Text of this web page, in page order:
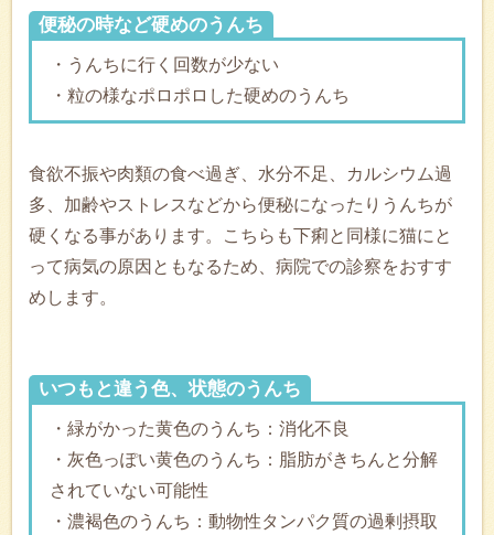
便秘の時など硬めのうんち
・うんちに行く回数が少ない
・粒の様なポロポロした硬めのうんち
食欲不振や肉類の食べ過ぎ、水分不足、カルシウム過
多、加齢やストレスなどから便秘になったりうんちが
硬くなる事があります。こちらも下痢と同様に猫にと
って病気の原因ともなるため、病院での診察をおすす
めします。
いつもと違う色、状態のうんち
・緑がかった黄色のうんち：消化不良
・灰色っぽい黄色のうんち：脂肪がきちんと分解
されていない可能性
・濃褐色のうんち：動物性タンパク質の過剰摂取